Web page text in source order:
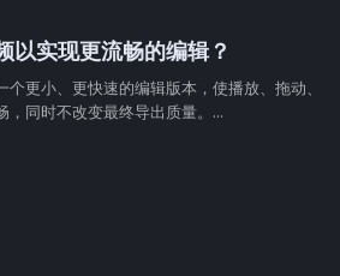
以实现更流畅的编辑？
个更小、更快速的编辑版本，使播放、拖动、
，同时不改变最终导出质量。...